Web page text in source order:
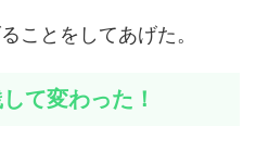
ことをしてあげた。
て変わった！